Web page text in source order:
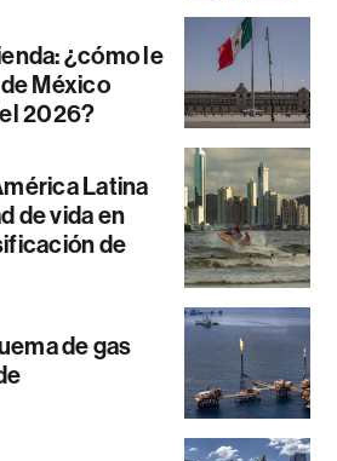
¿cómo le
México
2026?
Latina
de vida en
de
de gas